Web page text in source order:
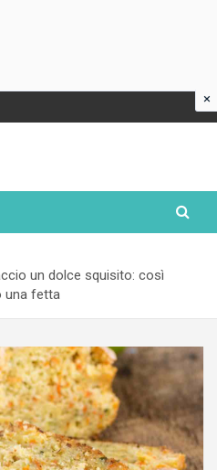
un dolce squisito: così
una fetta
×